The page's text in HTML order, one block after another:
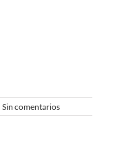
Sin comentarios